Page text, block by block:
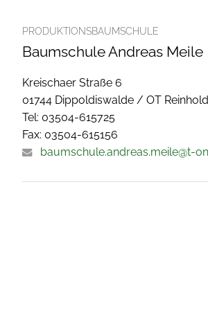
PRODUKTIONSBAUMSCHULE
Baumschule Andreas Meile
Kreischaer Straße 6
01744 Dippoldiswalde / OT
Tel: 03504-615725
Fax: 03504-615156
baumschule.andreas.meile@t-